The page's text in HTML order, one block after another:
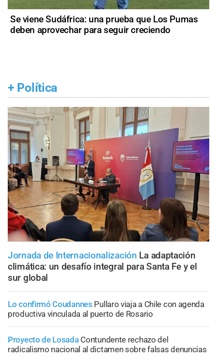
Se viene Sudáfrica: una prueba que Los Pumas
deben aprovechar para seguir creciendo
+ Política
Jornada de Internacionalización La adaptación
climática: un desafío integral para Santa Fe y el
sur global
Lo confirmó Coudannes Pullaro viaja a Chile con agenda
productiva vinculada al puerto de Rosario
Proyecto de Losada Contundente rechazo del
radicalismo nacional al dictamen sobre falsas denuncias